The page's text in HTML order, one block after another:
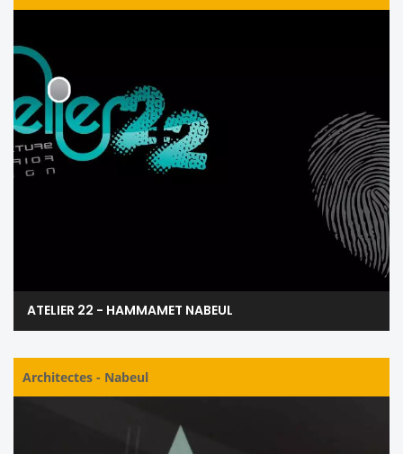
ATELIER 22 - HAMMAMET NABEUL
Architectes - Nabeul